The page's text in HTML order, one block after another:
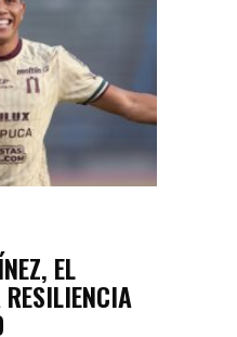
EL
RESILIENCIA